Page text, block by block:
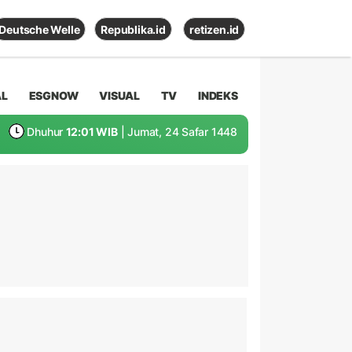
Deutsche Welle Republika.id retizen.id
ESGNOW VISUAL TV INDEKS
Dhuhur 12:01 WIB | Jumat, 24 Safar 1448